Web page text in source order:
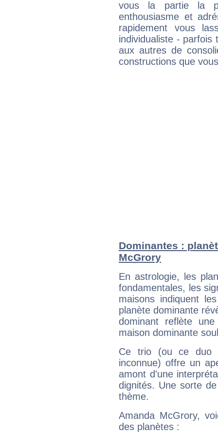
vous la partie la
enthousiasme et
rapidement vous
individualiste -
aux autres de
constructions que
Dominantes :
McGrory
En astrologie, les
fondamentales, les
maisons indiquent
planète dominante
dominant reflète
maison dominante
Ce trio (ou ce duo
inconnue) offre un
amont d'une
dignités. Une sorte
thème.
Amanda McGrory,
des planètes :